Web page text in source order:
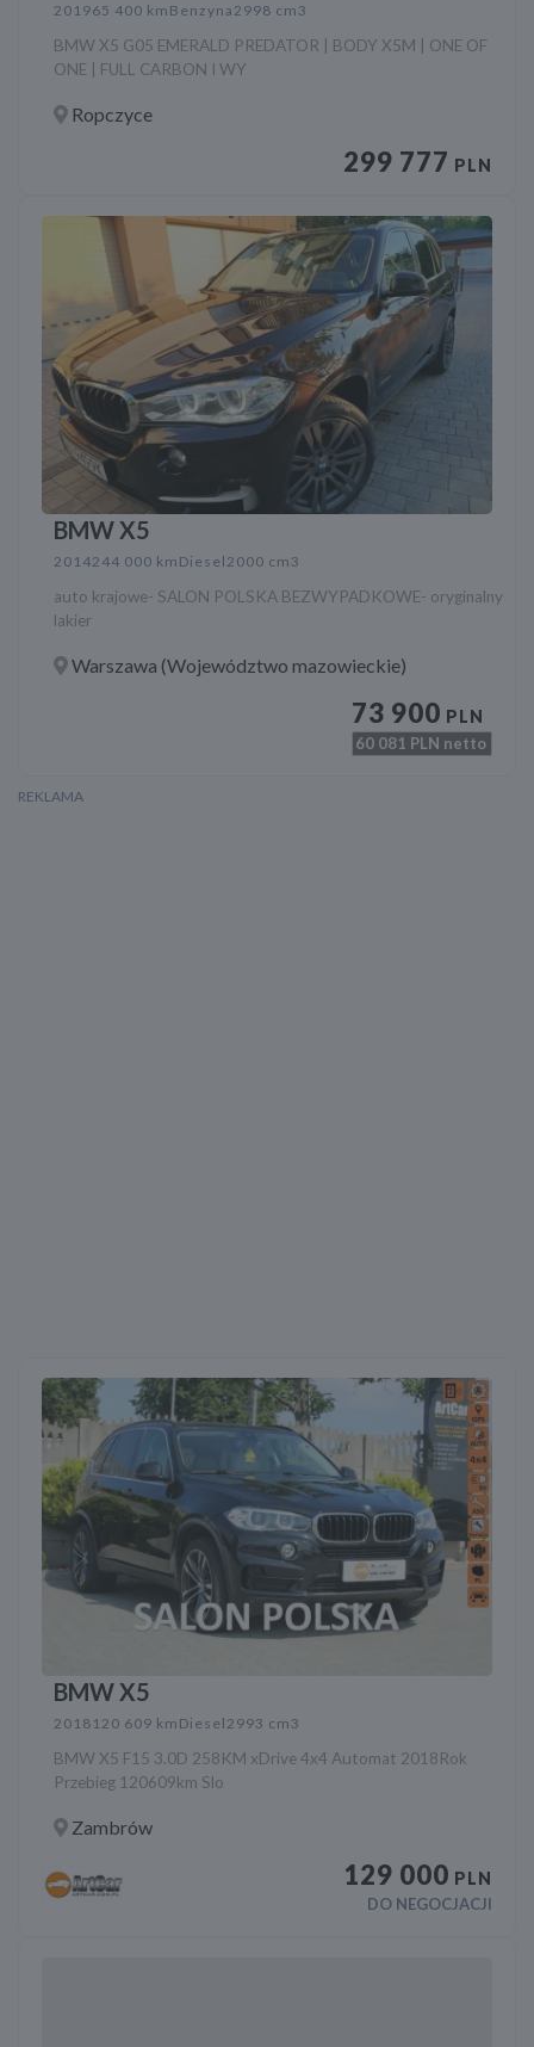
201965 400 km Benzyna2998 cm3
BMW X5 G05 EMERALD PREDATOR | BODY X5M | ONE OF
ONE | FULL CARBON I WY
Ropczyce
299 777 PLN
BMW X5
2014244 000 km Diesel2000 cm3
auto krajowe- SALON POLSKA BEZWYPADKOWE- oryginalny
lakier
Warszawa (Województwo mazowieckie)
73 900 PLN
60 081 PLN netto
BMW X5
2018 120 609 km Diesel2993 cm3
BMW X5 F15 3.0D 258KM xDrive 4x4 Automat 2018Rok
Przebieg 120609km Slo
Zambrów
129 000 PLN
DO NEGOCJACJI